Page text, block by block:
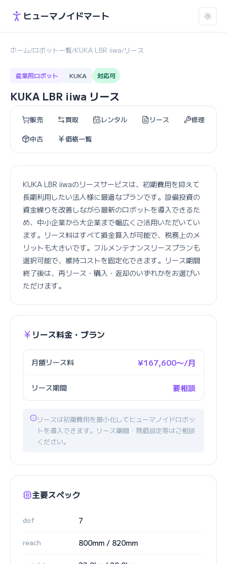
ヒューマノイドマート
ホーム/ロボット一覧/KUKA LBR iiwa/リース
産業用ロボット KUKA 対応可
KUKA LBR iiwa リース
販売 買取 レンタル リース
修理
中古
価格一覧
KUKA LBR iiwaのリースサービスは、初期費用を抑えて
長期利用したい法人様に最適なプランです。設備投資の
資金繰りを改善しながら最新のロボットを導入できるた
め、中小企業から大企業まで幅広くご活用いただいてい
ます。リース料はすべて損金算入が可能で、税務上のメ
リットも大きいです。フルメンテナンスリースプランも
選択可能で、維持コストを固定化できます。リース期間
終了後は、再リース・購入・返却のいずれかをお選びい
ただけます。
リース料金・プラン
月額リース料 ¥167,600〜/月
リース期間 要相談
リースは初期費用を最小化してヒューマノイドロボッ
トを導入できます。リース期間・残価設定等はご相談
ください。
主要スペック
dof 7
reach 800mm / 820mm